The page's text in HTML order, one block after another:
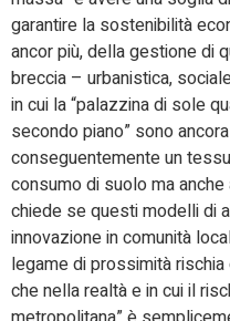
garantire la sostenibilità
ancor più, della gestione di
breccia – urbanistica,
in cui la “palazzina di sole
secondo piano” sono
conseguentemente un
consumo di suolo ma anche
chiede se questi modelli di
innovazione in comunità
legame di prossimità
che nella realtà e in cui il